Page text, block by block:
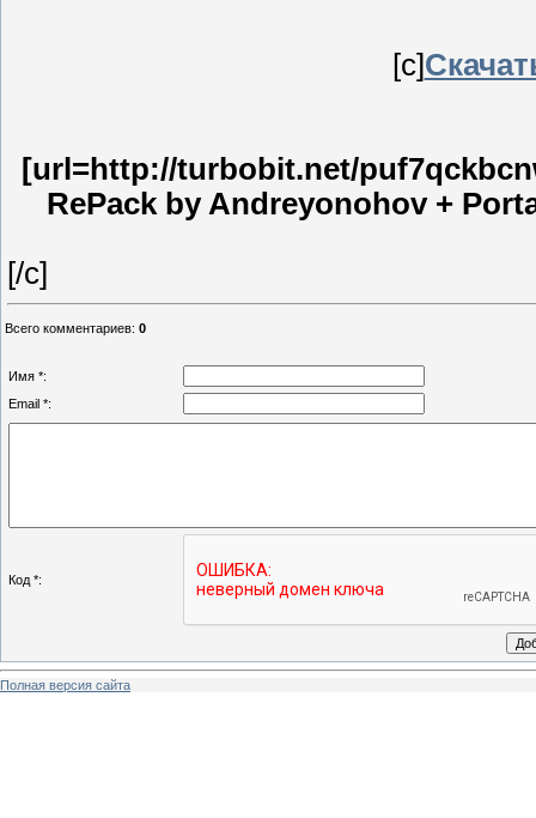
[c]
[url=http://turbobit.net/
RePack by Andreyonohov +
[/c]
Всего комментариев: 0
Имя *:
Email *:
Код *:
Полная версия сайта